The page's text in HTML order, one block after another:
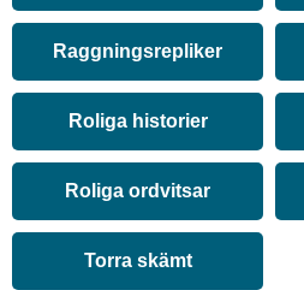
Raggningsrepliker
Roliga historier
Roliga ordvitsar
Torra skämt